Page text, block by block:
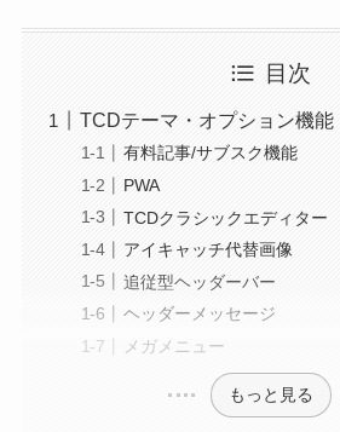
目次
TCDテーマ・オプション機能
有料記事/サブスク機能
PWA
TCDクラシックエディター
アイキャッチ代替画像
追従型ヘッダーバー
ヘッダーメッセージ
メガメニュー
もっと見る